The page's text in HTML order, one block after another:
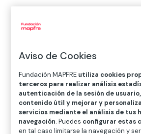
H
J K
O
P Q R S T
V
W X Y Z
Diccionario de
Aviso de Cookies
Fundación MAPFRE utiliza cookies
terceros para realizar análisis
autenticación de la sesión de
contenido útil y mejorar y
servicios mediante el análisis de tus
navegación. Puedes configurar estas
en tal caso limitarse la navegación y